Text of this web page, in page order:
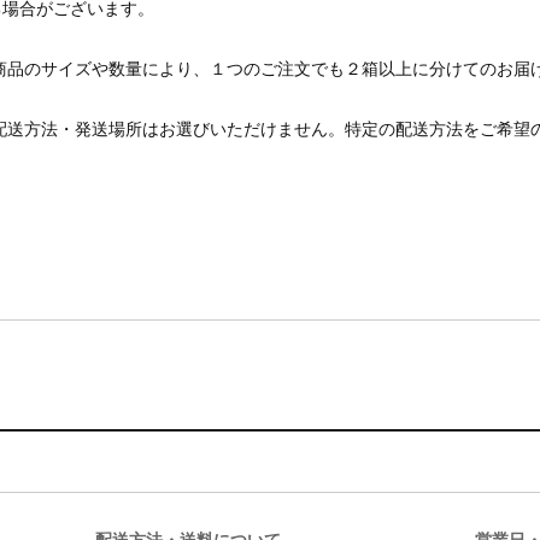
合がございます。
品のサイズや数量により、１つのご注文でも２箱以上に分けてのお
送方法・発送場所はお選びいただけません。特定の配送方法をご希望